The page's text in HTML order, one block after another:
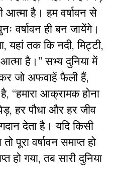
आत्मा है। हम वर्षावन से
वर्षावन ही बन जायेंगे।
यहां तक कि नदी, मिट्टी,
है।” सभ्य दुनिया में
जो अफवाहें फैली हैं,
“हमारा आक्रामक होना
हर पौधा और हर जीव
देता है। यदि किसी
पूरा वर्षावन समाप्त हो
गया, तब सारी दुनिया